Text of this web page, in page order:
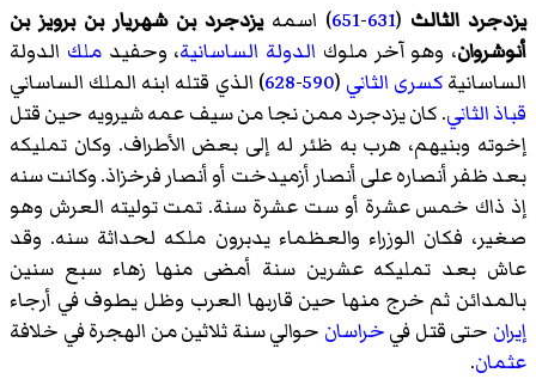
يزدجرد الثالث (
631
-
651) اسمهيزدجرد بن شهريار بن برويز بن
أنوشروان، وهو آخر ملوك الدولة الساسانية، وحفيدملك الدولة
الساسانيةكسرى الثاني (
590
-
628) الذي قتله ابنه الملك الساساني
قباذ الثاني. كان يزدجرد ممن نجا من سيف عمه شيرويه حين قتل
إخوته وبنيهم، هرب به ظئر له إلى بعض الأطراف. وكان تمليكه
بعد ظفر أنصاره على أنصار أزميدخت أو أنصار فرخزاذ. وكانت سنه
إذ ذاك خمس عشرة أو ست عشرة سنة. تمت توليته العرش وهو
صغير، فكان الوزراء والعظماء يدبرون ملكه لحداثة سنه. وقد
عاش بعد تمليكه عشرين سنة أمضى منها زهاء سبع سنين
بالمدائن ثم خرج منها حين قاربها العرب وظل يطوف في أرجاء
إيران حتى قتل فيخراسان حوالي سنة ثلاثين من الهجرة في خلافة
عثمان.